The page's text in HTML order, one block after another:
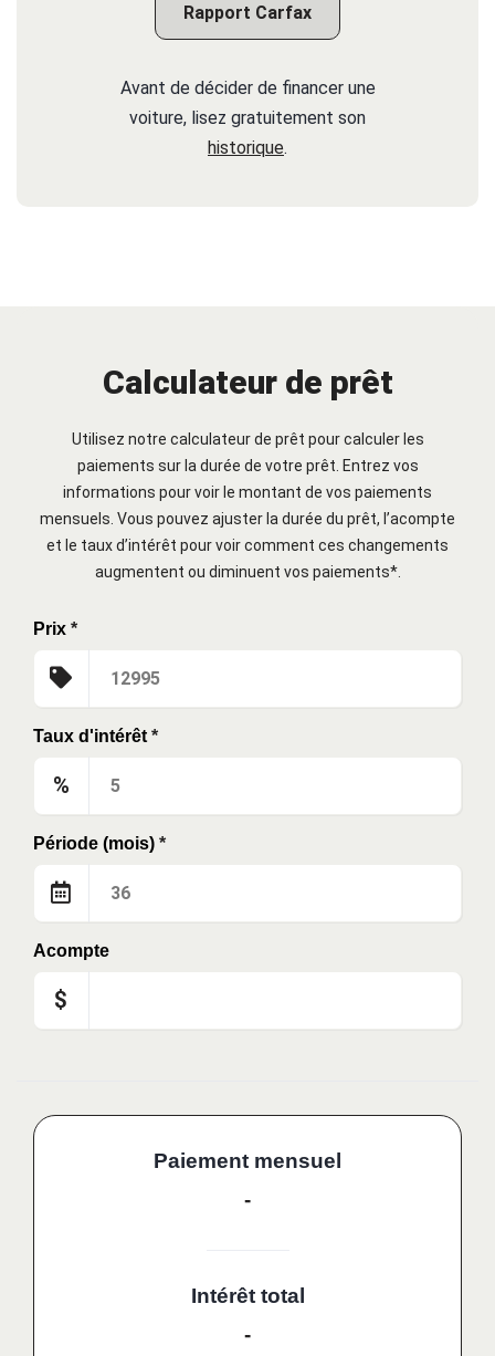
Rapport Carfax
Avant de décider de financer une
voiture, lisez gratuitement son
historique.
Calculateur de prêt
Utilisez notre calculateur de prêt pour calculer les
paiements sur la durée de votre prêt. Entrez vos
informations pour voir le montant de vos paiements
mensuels. Vous pouvez ajuster la durée du prêt, l’acompte
et le taux d’intérêt pour voir comment ces changements
augmentent ou diminuent vos paiements*.
Prix *
Taux d'intérêt *
%
Période (mois) *
Acompte
$
Paiement mensuel
-
Intérêt total
-